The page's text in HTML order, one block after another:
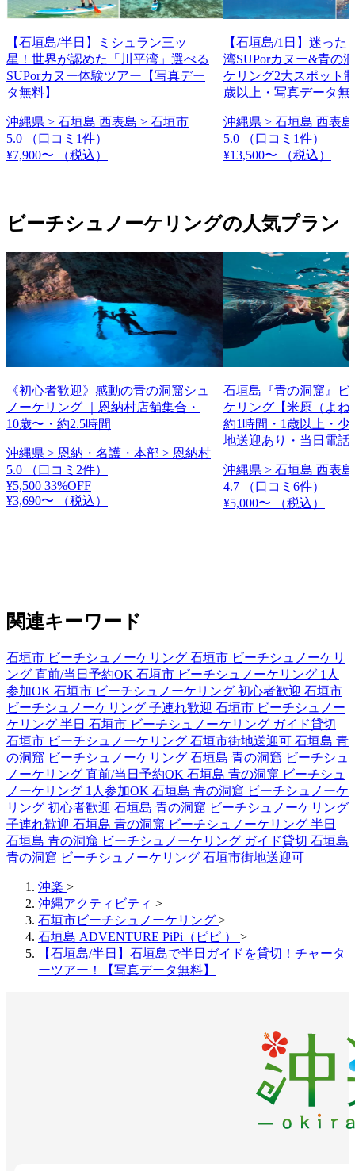
【石垣島/半日】ミシュラン三ッ
星！世界が認めた「川平湾」選べる
SUPorカヌー体験ツアー【写真デー
タ無料】
沖縄県 > 石垣島 西表島 > 石垣市
5.0
（口コミ1件）
¥7,900〜
（税込）
【石垣島/1日】迷った
湾SUPorカヌー&青の
ケリング2大スポット
歳以上・写真データ無
沖縄県 > 石垣島 西表
5.0
（口コミ1件）
¥13,500〜
（税込）
ビーチシュノーケリングの人気プラン
《初心者歓迎》感動の青の洞窟シュ
ノーケリング ｜恩納村店舗集合・
10歳〜・約2.5時間
沖縄県 > 恩納・名護・本部 > 恩納村
5.0
（口コミ2件）
¥5,500 33%OFF
¥3,690〜
（税込）
石垣島『青の洞窟』ビ
ケリング【米原（よね
約1時間・1歳以上・少
地送迎あり・当日電話
沖縄県 > 石垣島 西表
4.7
（口コミ6件）
¥5,000〜
（税込）
関連キーワード
石垣市 ビーチシュノーケリング 石垣市 ビーチシュノーケリ
ング 直前/当日予約OK 石垣市 ビーチシュノーケリング 1人
参加OK 石垣市 ビーチシュノーケリング 初心者歓迎 石垣市
ビーチシュノーケリング 子連れ歓迎 石垣市 ビーチシュノー
ケリング 半日 石垣市 ビーチシュノーケリング ガイド貸切
石垣市 ビーチシュノーケリング 石垣市街地送迎可 石垣島 青
の洞窟 ビーチシュノーケリング 石垣島 青の洞窟 ビーチシュ
ノーケリング 直前/当日予約OK 石垣島 青の洞窟 ビーチシュ
ノーケリング 1人参加OK 石垣島 青の洞窟 ビーチシュノーケ
リング 初心者歓迎 石垣島 青の洞窟 ビーチシュノーケリング
子連れ歓迎 石垣島 青の洞窟 ビーチシュノーケリング 半日
石垣島 青の洞窟 ビーチシュノーケリング ガイド貸切 石垣島
青の洞窟 ビーチシュノーケリング 石垣市街地送迎可
沖楽 >
沖縄アクティビティ >
石垣市ビーチシュノーケリング >
石垣島 ADVENTURE PiPi（ピピ ） >
【石垣島/半日】石垣島で半日ガイドを貸切！チャータ
ーツアー！【写真データ無料】